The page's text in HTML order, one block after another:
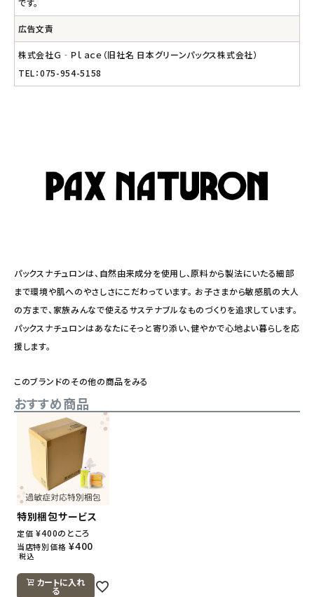
広告文責
株式会社Ｇ‐Ｐｌａｃｅ（旧社名 日本グリーンパックス株式会社）
TEL：075-954-5158
パックスナチュロンは、自然由来成分を使用し、原料から製法にいたる細部
まで環境や肌へのやさしさにこだわっています。 お子さまから敏感肌の大人
の方まで、家族みんなで使えるサステナブルなものづくりを追求しています。
パックスナチュロンはあなたにそっと寄り添い、健やかで心地よい暮らしを応
援します。
このブランドのその他の商品をみる
おすすめ商品
特別梱包サービス
定価 ¥400のところ
当店特別価格 ¥400
税込
カートに入れ
る